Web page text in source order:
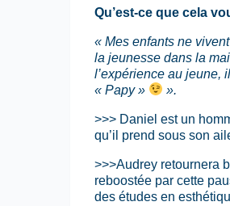
Qu’est-ce que cela
« Mes enfants ne
la jeunesse dans la
l’expérience au jeune,
« Papy »
».
>>> Daniel est un
qu’il prend sous son
>>>Audrey retournera
reboostée par cette
des études en